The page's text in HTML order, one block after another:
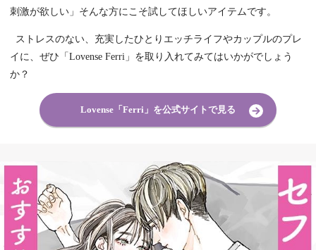
刺激が欲しい」そんな方にこそ試してほしいアイテムです。
ストレスのない、充実したひとりエッチライフやカップルのプレ
イに、ぜひ「Lovense Ferri」を取り入れてみてはいかがでしょう
か？
Lovense「Ferri」を公式サイトで見る